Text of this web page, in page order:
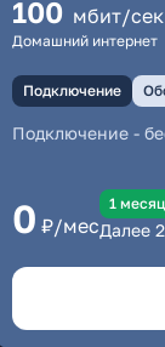
100 мбит/сек
Домашний интернет
Подключение
Подключение-
0 ₽/мес
1
Далее